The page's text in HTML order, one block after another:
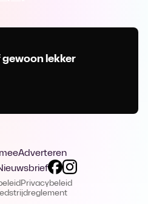
gewoon lekker
Adverteren
Privacybeleid